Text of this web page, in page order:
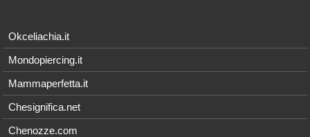
Okceliachia.it
Mondopiercing.it
Mammaperfetta.it
Chesignifica.net
Chenozze.com